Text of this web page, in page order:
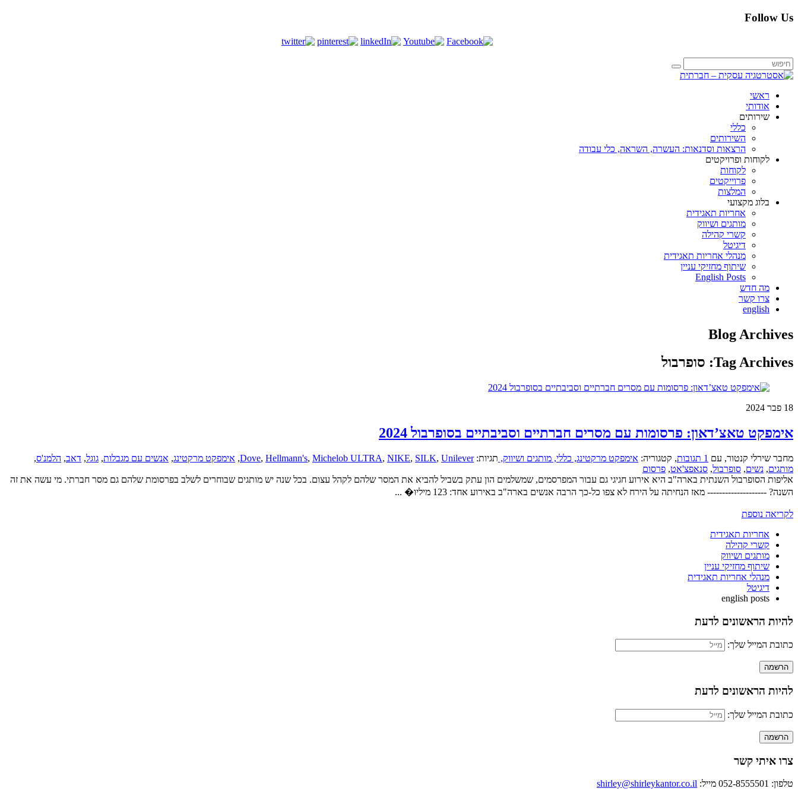
Follow Us
ראשי
אודותי
שירותים
כללי
השירותים
הרצאות וסדנאות: העשרה, השראה, כלי עבודה
לקוחות ופרויקטים
לקוחות
פרוייקטים
המלצות
בלוג מקצועי
אחריות תאגידית
מותגים ושיווק
קשרי קהילה
דיגיטל
מנהלי אחריות תאגידית
שיתוף מחזיקי עניין
English Posts
מה חדש
צרו קשר
english
Blog Archives
Tag Archives: סופרבול
18 פבר 2024
אימפקט טאצ’דאון: פרסומות עם מסרים חברתיים וסביבתיים בסופרבול 2024
מחבר שירלי קנטור, עם 1 תגובות , קטגוריה: אימפקט מרקטינג, כללי, מותגים ושיווק, תגיות: Dove, Hellmann's, Michelob ULTRA, NIKE, SILK, Unilever
, אימפקט מרקטינג, אנשים עם מגבלות, גוגל, דאב, הלמנ'ס,
מותגים, נשים, סופרבול, סנאפצ'אט, פרסום
אליפות הסופרבול השנתית בארה"ב היא אירוע חגיגי גם עבור המפרסמים, שמשלמים הון עתק בשביל להביא את המסר שלהם לקהל עצום. בכל שנה יש מותגים שבוחרים לשלב בפרסומת שלהם גם מסר חברתי. מי עשה את זה
השנה? -------------------- מאז הנחיתה על הירח לא צפו כל-כך הרבה אנשים בארה"ב באירוע אחד: 123 מיליו� ...
לקריאה נוספת
אחריות תאגידית
קשרי קהילה
מותגים ושיווק
שיתוף מחזיקי עניין
מנהלי אחריות תאגידית
דיגיטל
english posts
להיות הראשונים לדעת
כתובת המייל שלך:
להיות הראשונים לדעת
כתובת המייל שלך:
צרו איתי קשר
טלפון: 052-8555501 מייל: shirley@shirleykantor.co.il